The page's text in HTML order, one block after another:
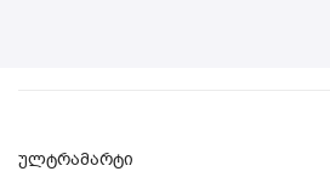
ულტრამარტი